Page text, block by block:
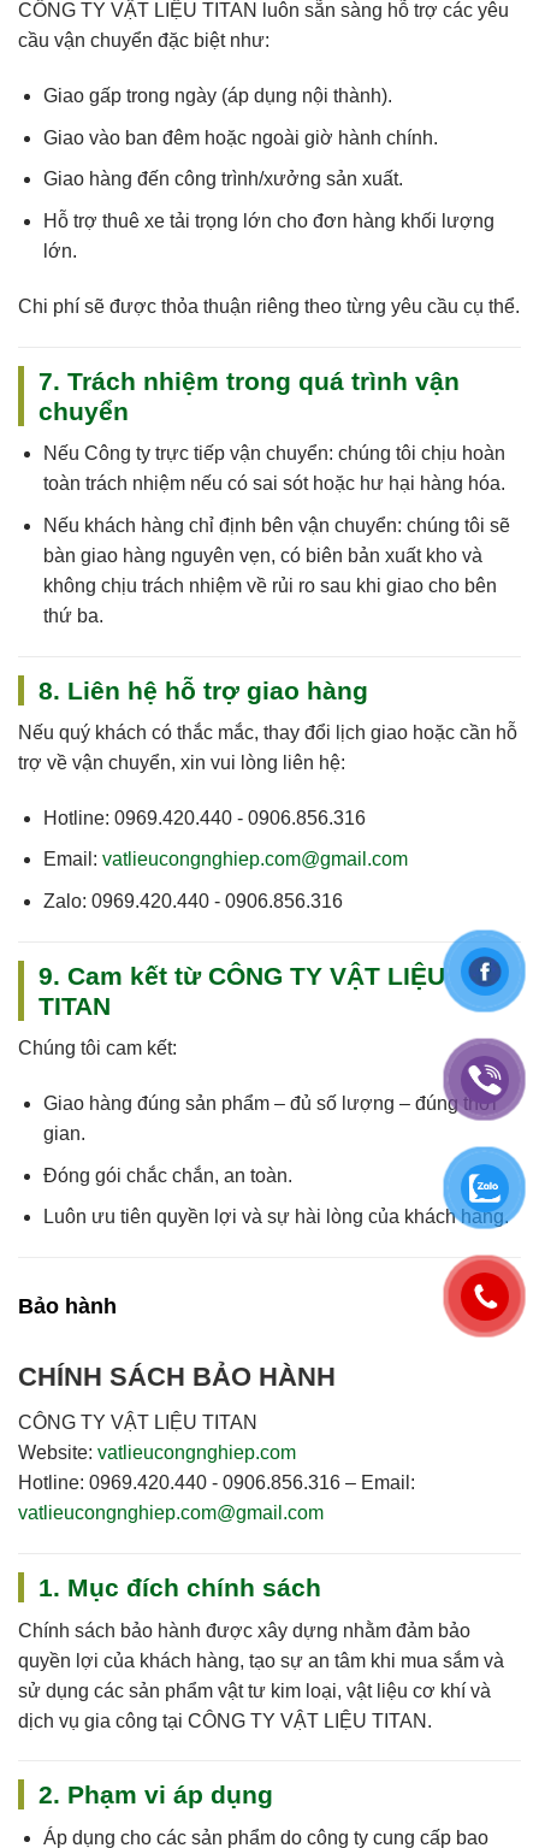
CÔNG TY VẬT LIỆU TITAN
luôn sẵn sàng hỗ trợ các yêu
cầu vận chuyển đặc biệt như:
Giao gấp trong ngày (áp dụng nội thành).
Giao vào ban đêm hoặc ngoài giờ hành chính.
Giao hàng đến công trình/xưởng sản xuất.
Hỗ trợ thuê xe tải trọng lớn cho đơn hàng khối lượng
lớn.
Chi phí sẽ được thỏa thuận riêng theo từng yêu cầu cụ thể.
7. Trách nhiệm trong quá trình vận
chuyển
Nếu Công ty trực tiếp vận chuyển: chúng tôi chịu hoàn
toàn trách nhiệmnếu có sai sót hoặc hư hại hàng hóa.
Nếu khách hàng chỉ định bên vận chuyển: chúng tôi sẽ
bàn giao hàng nguyên vẹn, có biên bản xuất kho và
không chịu trách nhiệm về rủi ro sau khi giao cho bên
thứ ba.
8. Liên hệ hỗ trợ giao hàng
Nếu quý khách có thắc mắc, thay đổi lịch giao hoặc cần hỗ
trợ về vận chuyển, xin vui lòng liên hệ:
Hotline: 0969.420.440 - 0906.856.316
Email: vatlieucongnghiep.com@gmail.com
Zalo: 0969.420.440 - 0906.856.316
9. Cam kết từ CÔNG TY VẬT LIỆU
TITAN
Chúng tôi cam kết:
Giao hàng đúng sản phẩm – đủ số lượng – đúng thời
gian.
Đóng gói chắc chắn, an toàn.
Luôn ưu tiên quyền lợi và sự hài lòng của khách hàng.
Bảo hành
CHÍNH SÁCH BẢO HÀNH
CÔNG TY VẬT LIỆU TITAN
Website: vatlieucongnghiep.com
Hotline: 0969.420.440 - 0906.856.316 – Email:
vatlieucongnghiep.com@gmail.com
1. Mục đích chính sách
Chính sách bảo hành được xây dựng nhằm đảm bảo
quyền lợi của khách hàng, tạo sự an tâm khi mua sắm và
sử dụng các sản phẩm vật tư kim loại, vật liệu cơ khí và
dịch vụ gia công tại CÔNG TY VẬT LIỆU TITAN .
2. Phạm vi áp dụng
Áp dụng cho các sản phẩm do công ty cung cấpbao